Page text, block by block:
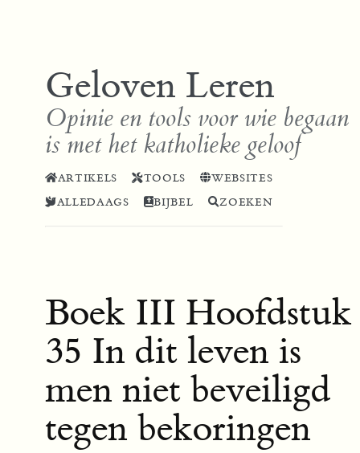
Geloven Leren
Opinie en tools voor wie begaan
is met het katholieke geloof
ARTIKELS TOOLS
WEBSITES
ALLEDAAGS
BIJBEL ZOEKEN
Boek III Hoofdstuk
35 In dit leven is
men niet beveiligd
tegen bekoringen